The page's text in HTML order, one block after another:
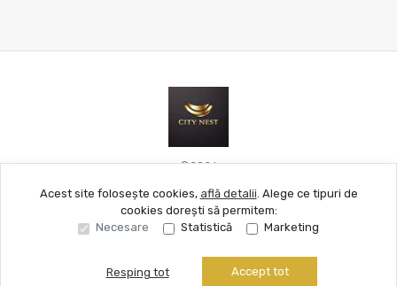
©2026
Site creat în
Acest site folosește cookies, află detalii. Alege ce tipuri de
cookies dorești să permitem:
Necesare
Statistică Marketing
Resping tot Accept tot